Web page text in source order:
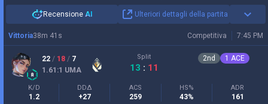
Recensione AI Ulteriori dettagli della partita
Competitiva 7:45 PM
Vittoria38m 41 s
22 / 18 / 7
1.61 :1 UMA
Split
13 : 11
2nd 1 ACE
K/D
1.2
DDΔ
+27
ACS
259
HS%
43%
ADR
161